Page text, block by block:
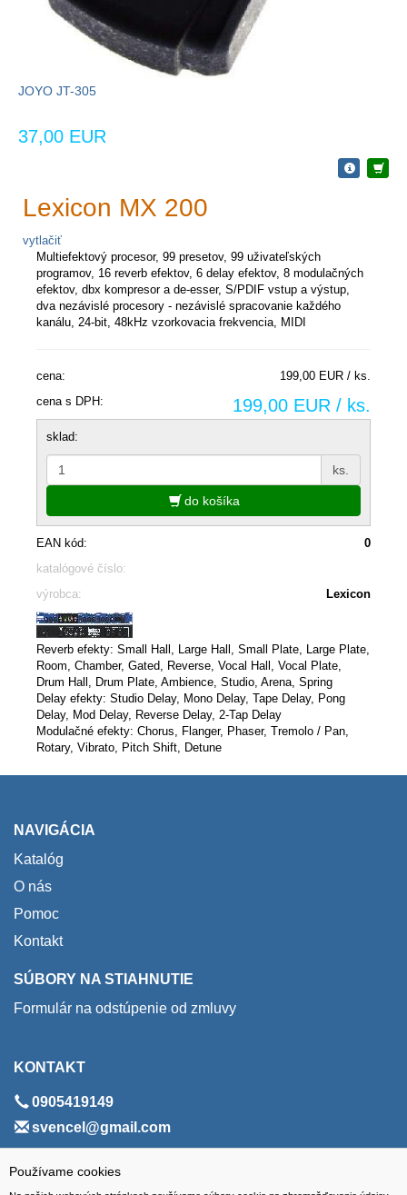
Používame cookies
JOYO JT-305
37,00 EUR
Lexicon MX 200
vytlačiť
Multiefektový procesor, 99 presetov, 99 uživateľských
programov, 16 reverb efektov, 6 delay efektov, 8 modulačných
efektov, dbx kompresor a de-esser, S/PDIF vstup a výstup,
dva nezávislé procesory - nezávislé spracovanie každého
kanálu, 24-bit, 48kHz vzorkovacia frekvencia, MIDI
cena:
199,00 EUR / ks.
cena s DPH:
199,00 EUR / ks.
sklad:
ks.
do košíka
EAN kód:
0
katalógové číslo:
výrobca:
Lexicon
Reverb efekty: Small Hall, Large Hall, Small Plate, Large Plate,
Room, Chamber, Gated, Reverse, Vocal Hall, Vocal Plate,
Drum Hall, Drum Plate, Ambience, Studio, Arena, Spring
Delay efekty: Studio Delay, Mono Delay, Tape Delay, Pong
Delay, Mod Delay, Reverse Delay, 2-Tap Delay
Modulačné efekty: Chorus, Flanger, Phaser, Tremolo / Pan,
Rotary, Vibrato, Pitch Shift, Detune
NAVIGÁCIA
Katalóg
O nás
Pomoc
Kontakt
SÚBORY NA STIAHNUTIE
Formulár na odstúpenie od zmluvy
KONTAKT
0905419149
svencel@gmail.com
ADRESA